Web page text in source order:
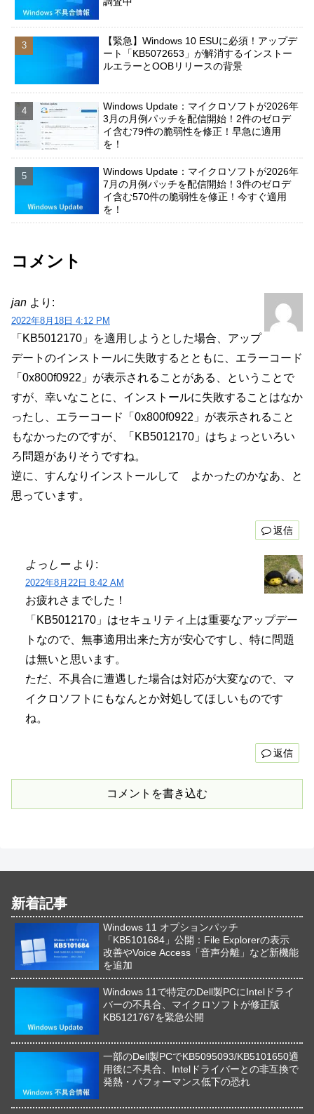
【緊急】Windows 10 ESUに必須！アップデ
ート「KB5072653」が解消するインストー
ルエラーとOOBリリースの背景
Windows Update：マイクロソフトが2026年
3月の月例パッチを配信開始！2件のゼロデ
イ含む79件の脆弱性を修正！早急に適用
を！
Windows Update：マイクロソフトが2026年
7月の月例パッチを配信開始！3件のゼロデ
イ含む570件の脆弱性を修正！今すぐ適用
を！
コメント
jan より:
2022年8月18日 4:12 PM
「KB5012170」を適用しようとした場合、アップ
デートのインストールに失敗するとともに、エラーコード
「0x800f0922」が表示されることがある、ということで
すが、幸いなことに、インストールに失敗することはなか
ったし、エラーコード「0x800f0922」が表示されること
もなかったのですが、「KB5012170」はちょっといろい
ろ問題がありそうですね。
逆に、すんなりインストールして よかったのかなあ、と
思っています。
返信
よっしー より:
2022年8月22日 8:42 AM
お疲れさまでした！
「KB5012170」はセキュリティ上は重要なアップデー
トなので、無事適用出来た方が安心ですし、特に問題
は無いと思います。
ただ、不具合に遭遇した場合は対応が大変なので、マ
イクロソフトにもなんとか対処してほしいものです
ね。
返信
コメントを書き込む
新着記事
Windows 11 オプションパッチ
「KB5101684」公開：File Explorerの表示
改善やVoice Access「音声分離」など新機能
を追加
Windows 11で特定のDell製PCにIntelドライ
バーの不具合、マイクロソフトが修正版
KB5121767を緊急公開
一部のDell製PCでKB5095093/KB5101650適
用後に不具合、Intelドライバーとの非互換で
発熱・パフォーマンス低下の恐れ